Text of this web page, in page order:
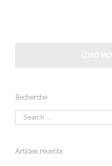
Recherche
Articles récents